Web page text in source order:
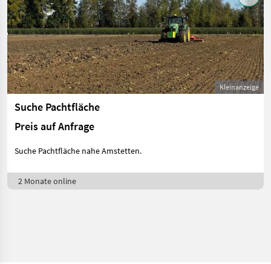
Kleinanzeige
Suche Pachtfläche
Preis auf Anfrage
Suche Pachtfläche nahe Amstetten.
2 Monate online